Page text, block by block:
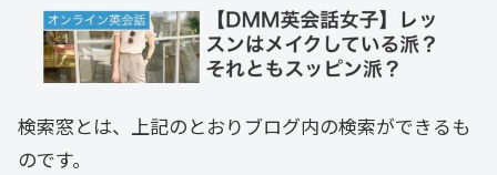
検索窓とは、上記のとおりブログ内の検索ができるも
のです。